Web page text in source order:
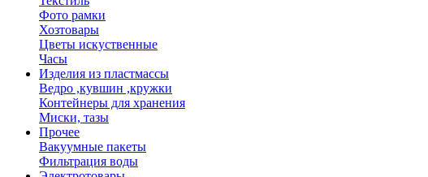
Фото рамки
Хозтовары
Цветы искуственные
Часы
Изделия из пластмассы
Ведро ,кувшин ,кружки
Контейнеры для хранения
Миски, тазы
Прочее
Вакуумные пакеты
Фильтрация воды